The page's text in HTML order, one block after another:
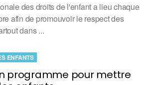
des droits de l'enfant a lieu chaque
afin de promouvoir le respect des
dans ...
programme pour mettre
ENFANTS